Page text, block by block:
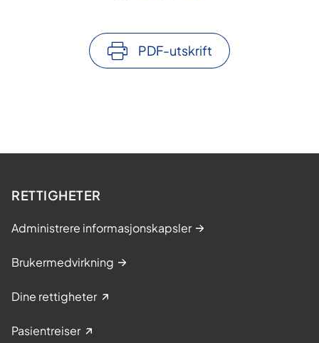
PDF-utskrift
RETTIGHETER
Administrere informasjonskapsler
Brukermedvirkning
Dine rettigheter
Pasientreiser